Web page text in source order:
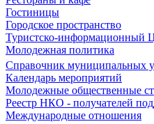
Гостиницы
Городское пространство
Туристско-информационный
Молодежная политика
Справочник муниципальных
Календарь мероприятий
Молодежные общественные
Реестр НКО - получателей
Международные отношения